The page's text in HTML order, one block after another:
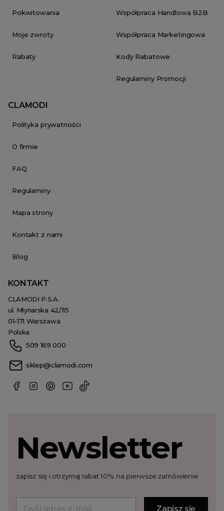
Pokwitowania
Moje zwroty
Rabaty
Współpraca Handlowa B2B
Współpraca Marketingowa
Kody Rabatowe
Regulaminy Promocji
CLAMODI
Polityka prywatności
O firmie
FAQ
Regulaminy
Mapa strony
Kontakt z nami
Blog
KONTAKT
CLAMODI P.S.A.
ul. Młynarska 42/115
01-171 Warszawa
Polska
509 169 000
sklep@clamodi.com
Newsletter
zapisz się i otrzymaj rabat 10% na pierwsze zamówienie